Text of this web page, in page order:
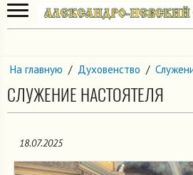
На главную / Духовенство /
СЛУЖЕНИЕ НАСТОЯТЕЛЯ
18.07.2025